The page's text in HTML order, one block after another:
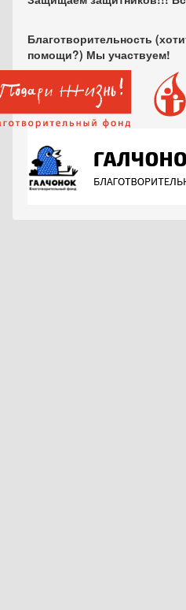
Благотворительность
помощи?) Мы участвуем!